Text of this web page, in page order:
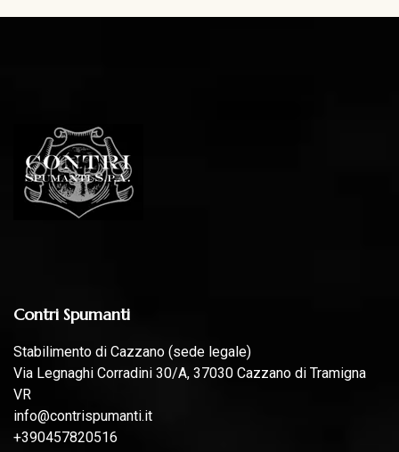
Contri Spumanti
Stabilimento di Cazzano (sede legale)
Via Legnaghi Corradini 30/A, 37030 Cazzano di Tramigna
VR
info@contrispumanti.it
+390457820516